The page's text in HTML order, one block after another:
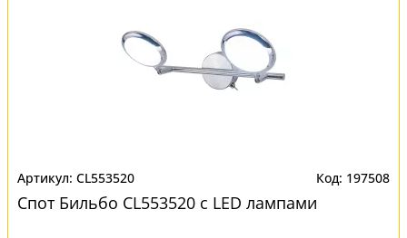
CL553520 197508
Спот Бильбо CL553520 с LED лампами